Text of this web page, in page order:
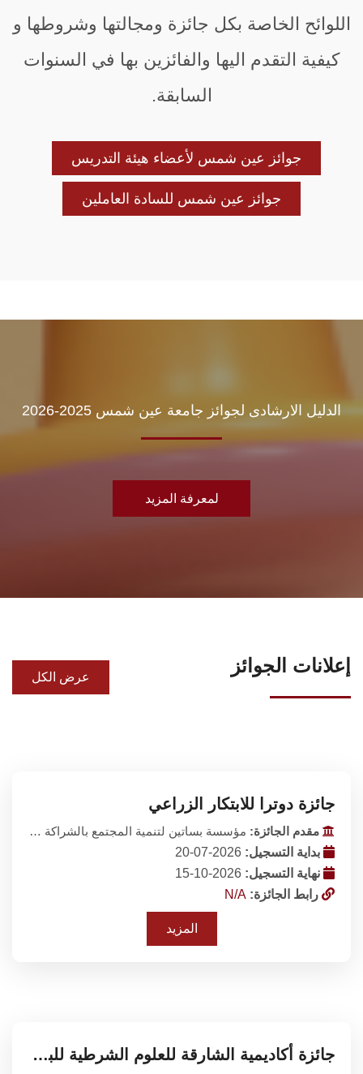
اللوائح الخاصة بكل جائزة ومجالتها وشروطها و
كيفية التقدم اليها والفائزين بها في السنوات
السابقة.
جوائز عين شمس لأعضاء هيئة التدريس
جوائز عين شمس للسادة العاملين
الدليل الارشادى لجوائز جامعة عين شمس 2025-2026
لمعرفة المزيد
إعلانات الجوائز
عرض الكل
جائزة دوترا للابتكار الزراعي
مقدم الجائزة: مؤسسة بساتين لتنمية المجتمع بالشراكة مع مؤسسة مصر الخير
بداية التسجيل:
نهاية التسجيل:
رابط الجائزة: N/A
المزيد
جائزة أكاديمية الشارقة للعلوم الشرطية للبحث العلمي